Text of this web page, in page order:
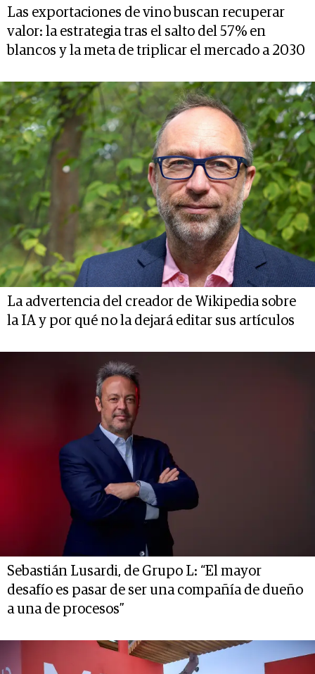
Las exportaciones de vino buscan recuperar
valor: la estrategia tras el salto del 57% en
blancos y la meta de triplicar el mercado a 2030
La advertencia del creador de Wikipedia sobre
la IA y por qué no la dejará editar sus artículos
Sebastián Lusardi, de Grupo L: “El mayor
desafío es pasar de ser una compañía de dueño
a una de procesos”